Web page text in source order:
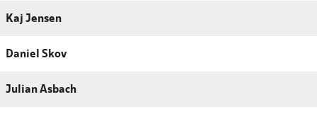
Kaj Jensen
Daniel Skov
Julian Asbach